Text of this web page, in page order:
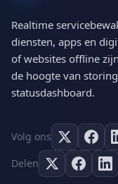
Realtime
diensten, apps en
of websites offline
de hoogte van
statusdashboard.
Volg ons
Delen